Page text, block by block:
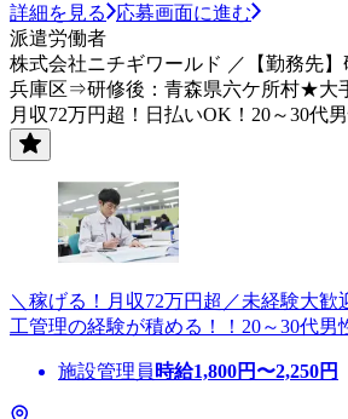
詳細を見る
応募画面に進む
派遣労働者
株式会社ニチギワールド ／【勤務先
兵庫区⇒研修後：青森県六ケ所村★大
月収72万円超！日払いOK！20～30代
＼稼げる！月収72万円超／未経験大歓
工管理の経験が積める！！20～30代男
施設管理員 時給1,800円〜2,250円